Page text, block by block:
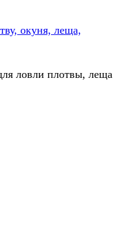
окуня, леща,
ловли плотвы, леща